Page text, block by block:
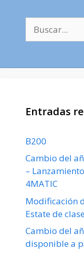
Entradas
B200
Cambio del
–
4MATIC
Modificación
Estate de
Cambio del
disponible a